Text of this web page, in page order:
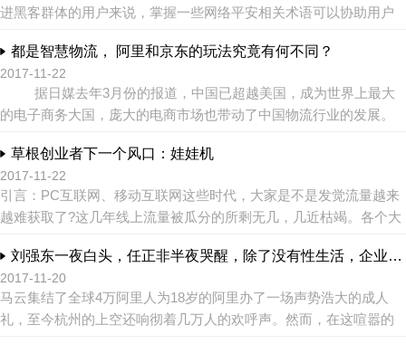
进黑客群体的用户来说，掌握一些网络平安相关术语可以协助用户
专业术语。 ...
都是智慧物流， 阿里和京东的玩法究竟有何不同？
2017-11-22
据日媒去年3月份的报道，中国已超越美国，成为世界上最大
的电子商务大国，庞大的电商市场也带动了中国物流行业的发展。
草根创业者下一个风口：娃娃机
2017-11-22
引言：PC互联网、移动互联网这些时代，大家是不是发觉流量越来
越难获取了?这几年线上流量被瓜分的所剩无几，几近枯竭。各个大
刘强东一夜白头，任正非半夜哭醒，除了没有性生活，企业家更加：死不起、放不下
2017-11-20
马云集结了全球4万阿里人为18岁的阿里办了一场声势浩大的成人
礼，至今杭州的上空还响彻着几万人的欢呼声。然而，在这喧嚣的